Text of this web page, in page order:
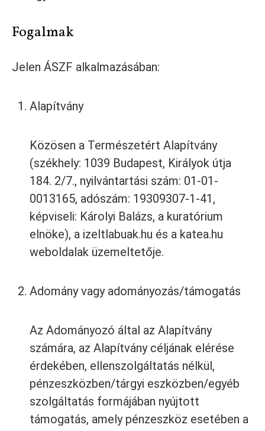
Fogalmak
Jelen ÁSZF alkalmazásában:
Alapítvány
Közösen a Természetért Alapítvány
(székhely: 1039 Budapest, Királyok útja
184. 2/7., nyilvántartási szám: 01-01-
0013165, adószám: 19309307-1-41,
képviseli: Károlyi Balázs, a kuratórium
elnöke), a izeltlabuak.hu és a katea.hu
weboldalak üzemeltetője.
Adomány vagy adományozás/támogatás
Az Adományozó által az Alapítvány
számára, az Alapítvány céljának elérése
érdekében, ellenszolgáltatás nélkül,
pénzeszközben/tárgyi eszközben/egyéb
szolgáltatás formájában nyújtott
támogatás, amely pénzeszköz esetében a